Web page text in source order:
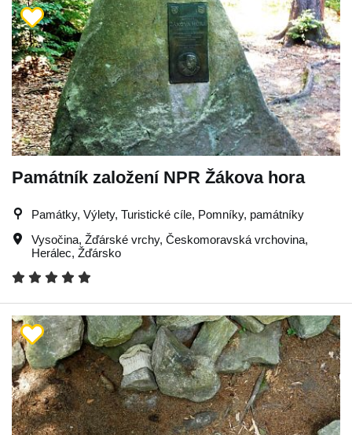
Památník založení NPR Žákova hora
Památky, Výlety, Turistické cíle, Pomníky, památníky
Vysočina, Žďárské vrchy, Českomoravská vrchovina,
Herálec, Žďársko